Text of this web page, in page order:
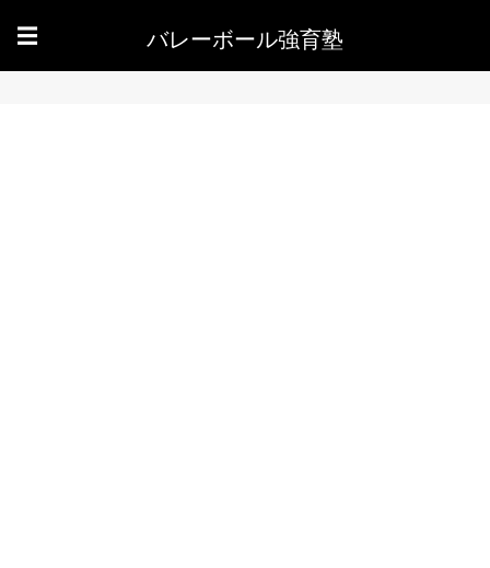
☰ バレーボール強育塾